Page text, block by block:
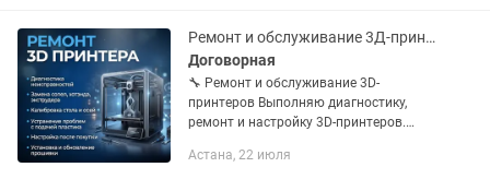
Ремонт и обслуживание 3Д-принтеров
Договорная
🔧 Ремонт и обслуживание 3D-
принтеров Выполняю диагностику,
ремонт и настройку 3D-принтеров.
печатью, настроить оборудование и
Астана, 22 июля